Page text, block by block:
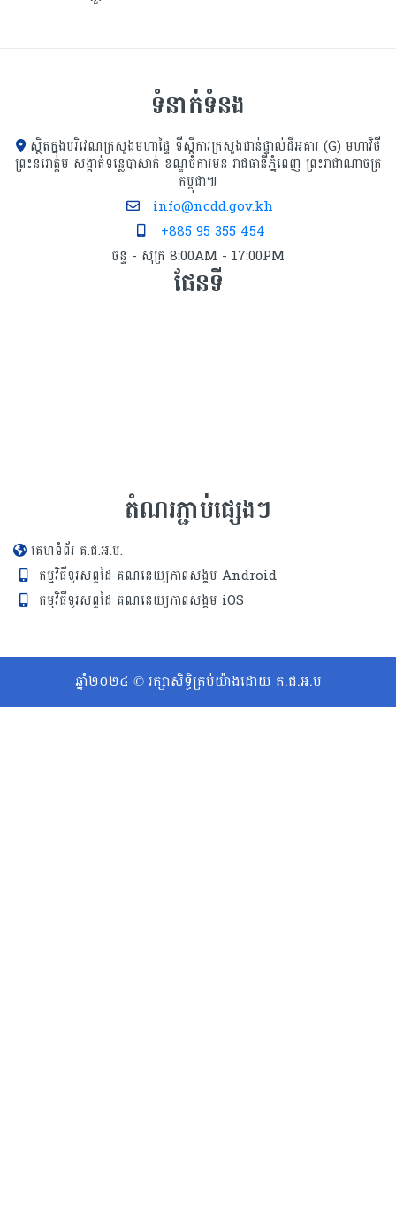
ទំនាក់ទំនង
ស្ថិតក្នុងបរិវេណក្រសួងមហាផ្ទៃ ទីស្ដីការក្រសួង​ជាន់ផ្ទាល់ដីអគារ (G) មហាវិថី
ព្រះនរោត្តម សង្កាត់ទន្លេបាសាក់ ខណ្ឌចំការមន រាជធានីភ្នំពេញ ព្រះរាជាណាចក្រ
កម្ពុជា៕
info@ncdd.gov.kh
+885 95 355 454
ចន្ទ - សុក្រ 8:00AM - 17:00PM
ផែនទី
តំណរភ្ជាប់ផ្សេងៗ
គេហទំព័រ គ.ជ.អ.ប.
កម្មវិធីទូរសព្ទដៃ គណនេយ្យភាពសង្គម Android
កម្មវិធីទូរសព្ទដៃ គណនេយ្យភាពសង្គម iOS
ឆ្នាំ២០២៤ © រក្សាសិទ្ធិគ្រប់យ៉ាងដោយ គ.ជ.អ.ប